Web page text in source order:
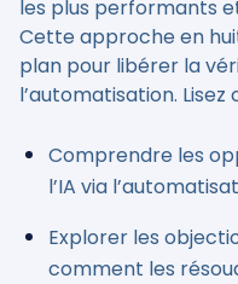
les plus performants
Cette approche en
plan pour libérer la
l’automatisation.
Comprendre les
l’IA via
Explorer les
comment les